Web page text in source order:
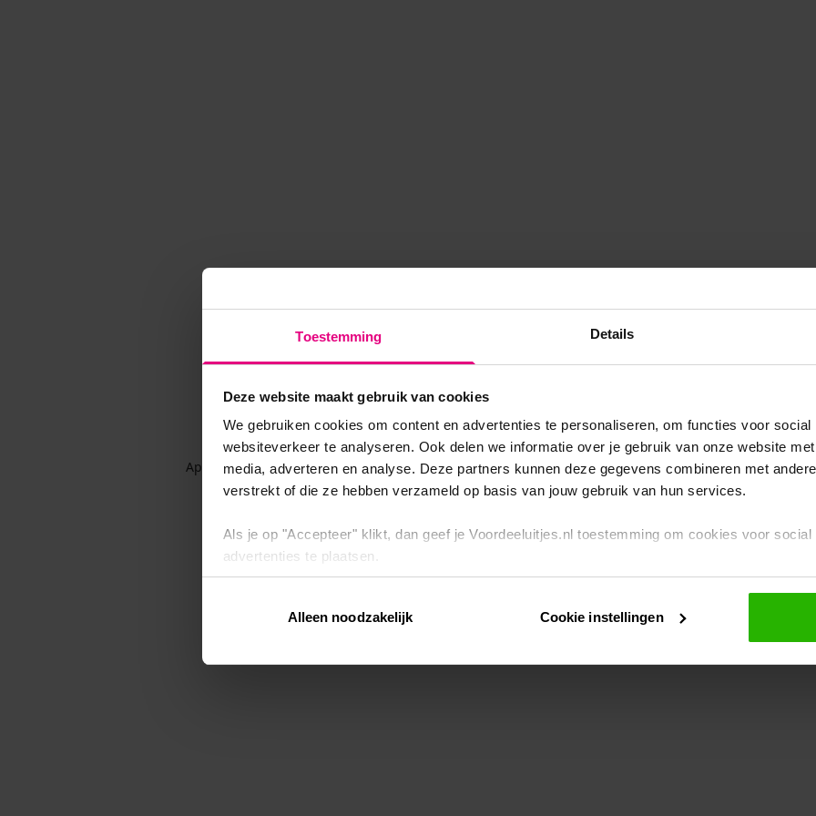
Toestemming Details
Deze website maakt gebruik van cookies
We gebruiken cookies om content en advertenties te personaliseren, om functies voor
websiteverkeer te analyseren. Ook delen we informatie over je gebruik van onze website
media, adverteren en analyse. Deze partners kunnen deze gegevens combineren met
verstrekt of die ze hebben verzameld op basis van jouw gebruik van hun services.
Als je op "Accepteer" klikt, dan geef je Voordeeluitjes.nl toestemming om cookies voor
advertenties te plaatsen.
Via "Cookie instellingen" kun je ook zelf instellen welke cookies worden geplaatst. Je kunt je
intrekken op onscookiebeleid.
Alleen noodzakelijk Cookie instellingen
Application error: a client-side exception has occurred while loadingwww.voordeeluitjes.nl (see the